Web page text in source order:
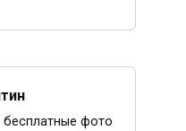
бесплатные фото